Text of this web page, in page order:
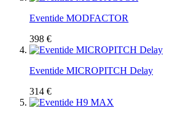
Eventide MODFACTOR
398 €
Eventide MICROPITCH Delay
314 €